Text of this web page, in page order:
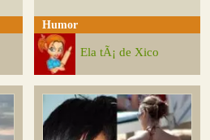
Humor
Ela tÃ¡ de Xico